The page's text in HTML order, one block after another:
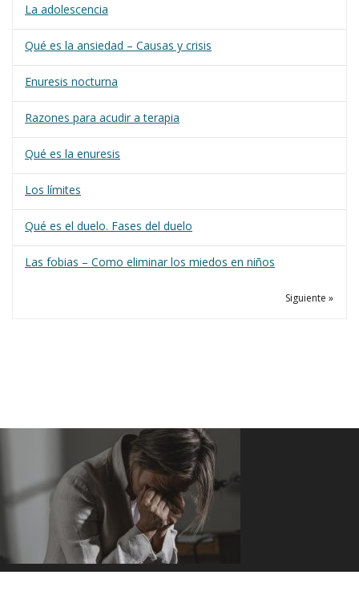
La adolescencia
Qué es la ansiedad – Causas y crisis
Enuresis nocturna
Razones para acudir a terapia
Qué es la enuresis
Los límites
Qué es el duelo. Fases del duelo
Las fobias – Como eliminar los miedos en niños
Siguiente »